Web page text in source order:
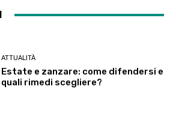
ATTUALITÀ
Estate e zanzare: come difendersi e
quali rimedi scegliere?